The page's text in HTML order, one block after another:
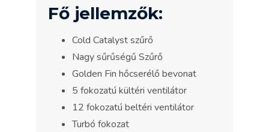
Fő jellemzők:
Cold Catalyst szűrő
Nagy sűrűségű Szűrő
Golden Fin hőcserélő bevonat
5 fokozatú kültéri ventilátor
12 fokozatú beltéri ventilátor
Turbó fokozat